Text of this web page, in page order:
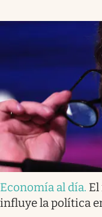
Economía al día. El
influye la política